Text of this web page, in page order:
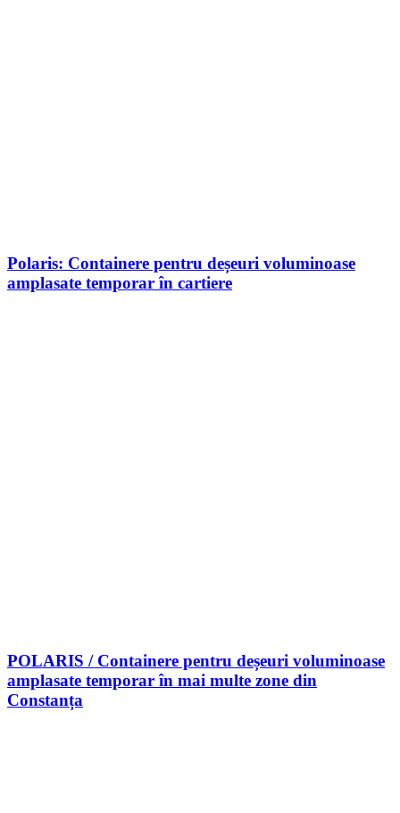
Polaris: Containere pentru deșeuri voluminoase
amplasate temporar în cartiere
POLARIS / Containere pentru deșeuri voluminoase
amplasate temporar în mai multe zone din
Constanța